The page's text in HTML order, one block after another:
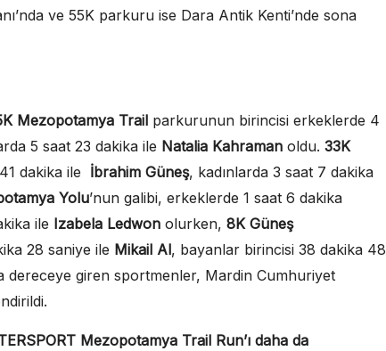
ve 55K parkuru ise Dara Antik Kenti’nde sona
Mezopotamya Trail parkurunun birincisi erkeklerde 4
5 saat 23 dakika ile Natalia Kahraman oldu. 33K
dakika ile İbrahim Güneş, kadınlarda 3 saat 7 dakika
Yolu’nun galibi, erkeklerde 1 saat 6 dakika
ile Izabela Ledwon olurken, 8K Güneş
28 saniye ile Mikail Al, bayanlar birincisi 38 dakika 48
dereceye giren sportmenler, Mardin Cumhuriyet
Mezopotamya Trail Run’ı daha da